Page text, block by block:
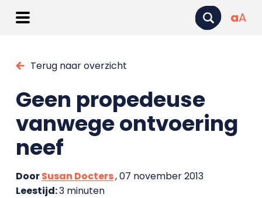
aA
Terug naar overzicht
Geen propedeuse
vanwege ontvoering
neef
DoorSusan Docters, 07 november 2013
Leestijd:3 minuten